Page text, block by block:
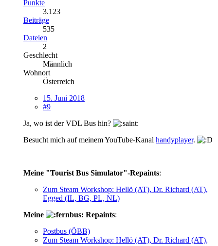
Punkte
3.123
Beiträge
535
Dateien
2
Geschlecht
Männlich
Wohnort
Österreich
15. Juni 2018
#9
Ja, wo ist der VDL Bus hin?
Besucht mich auf meinem YouTube-Kanal handyplayer.
Meine "Tourist Bus Simulator"-Repaints:
Zum Steam Workshop: Hellö (AT), Dr. Richard (AT),
Egged (IL, BG, PL, NL)
Meine
Repaints:
Postbus (ÖBB)
Zum Steam Workshop: Hellö (AT), Dr. Richard (AT),